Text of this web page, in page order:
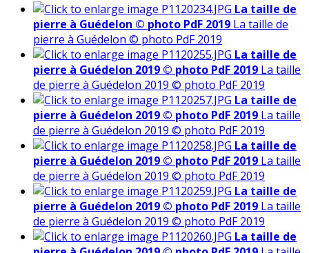
La taille de
pierre à Guédelon © photo PdF 2019 La taille de
pierre à Guédelon © photo PdF 2019
La taille de
pierre à Guédelon 2019 © photo PdF 2019 La taille
de pierre à Guédelon 2019 © photo PdF 2019
La taille de
pierre à Guédelon 2019 © photo PdF 2019 La taille
de pierre à Guédelon 2019 © photo PdF 2019
La taille de
pierre à Guédelon 2019 © photo PdF 2019 La taille
de pierre à Guédelon 2019 © photo PdF 2019
La taille de
pierre à Guédelon 2019 © photo PdF 2019 La taille
de pierre à Guédelon 2019 © photo PdF 2019
La taille de